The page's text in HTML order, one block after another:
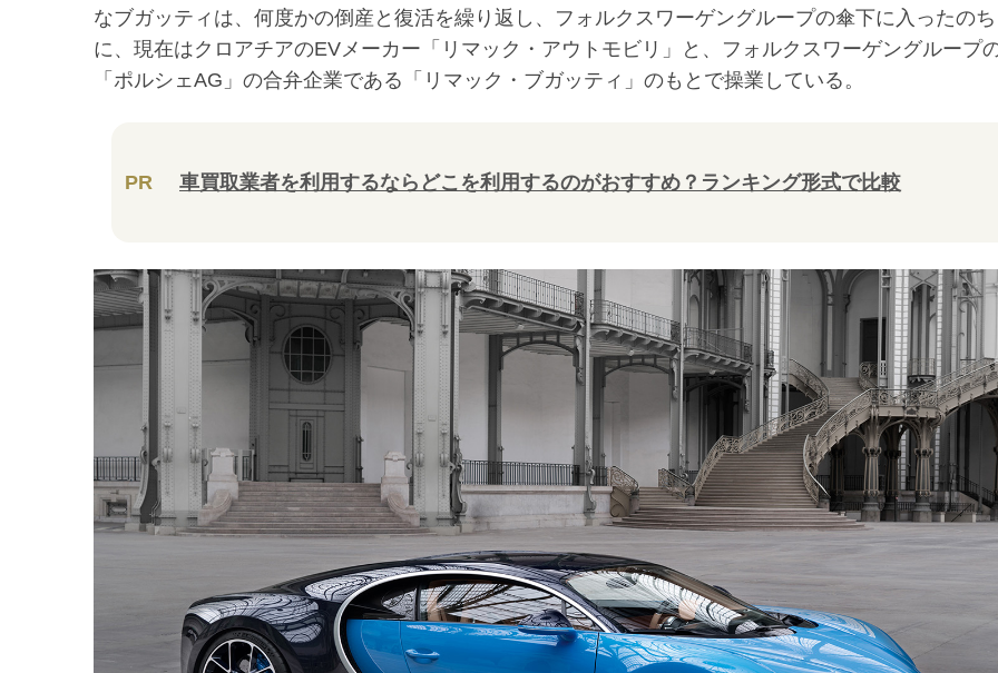
なブガッティは、何度かの倒産と復活を繰り返し、フォルクスワーゲングループの傘下に入ったのち
に、現在はクロアチアのEVメーカー「リマック・アウトモビリ」と、フォルクスワーゲングループ
「ポルシェAG」の合弁企業である「リマック・ブガッティ」のもとで操業している。
PR 車買取業者を利用するならどこを利用するのがおすすめ？ランキング形式で比較